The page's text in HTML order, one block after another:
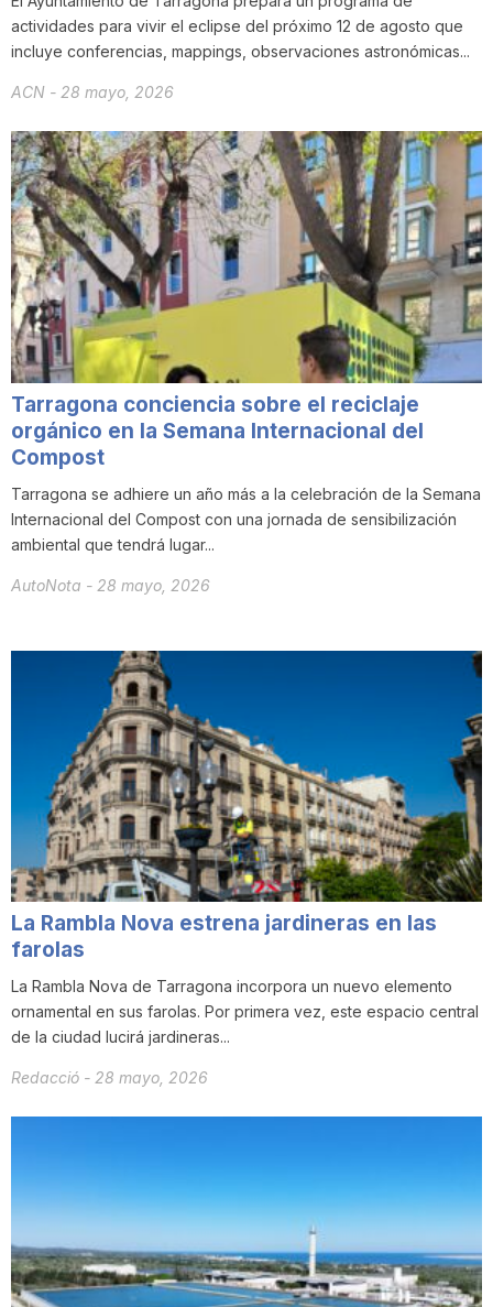
a
t
d
e
T
a
r
r
a
n
a
actividades para vivir el eclipse del próximo 12 de agosto que
incluye conferencias, mappings, observaciones astronómicas...
ACN - 28 mayo, 2026
Tarragona conciencia sobre el reciclaje
orgánico en la Semana Internacional del
Compost
Tarragona se adhiere un año más a la celebración de la Semana
Internacional del Compost con una jornada de sensibilización
ambiental que tendrá lugar...
AutoNota - 28 mayo, 2026
La Rambla Nova estrena jardineras en las
farolas
La Rambla Nova de Tarragona incorpora un nuevo elemento
ornamental en sus farolas. Por primera vez, este espacio central
de la ciudad lucirá jardineras...
Redacció - 28 mayo, 2026